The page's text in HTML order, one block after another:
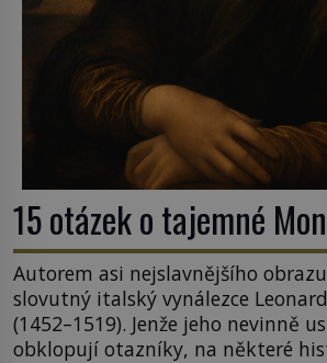
15 otázek o tajemné
Autorem asi nejslavnějšího
slovutný italský vynálezce
(1452–1519). Jenže jeho nevinně
obklopují otazníky, na některé